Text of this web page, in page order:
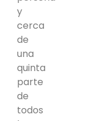
y
cerca
de
una
quinta
parte
de
todos